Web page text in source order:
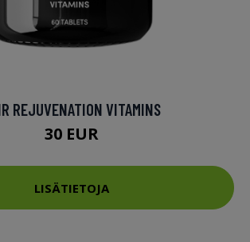
REJUVENATION VITAMINS
30 EUR
LISÄTIETOJA